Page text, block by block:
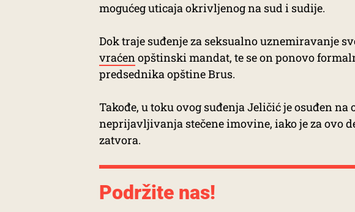
mogućeg uticaja okrivljenog na sud i sudije.
Dok traje suđenje za seksualno uznemiravanje
vraćenopštinski mandat, te se on ponovo
predsednika opštine Brus.
Takođe, u toku ovog suđenja Jeličić je osuđen na
neprijavljivanja stečene imovine, iako je za ovo
zatvora.
Podržite nas!